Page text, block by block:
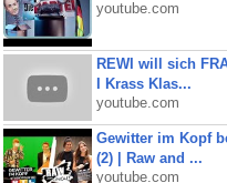
youtube.com
REWI will sich
I Krass Klas...
youtube.com
Gewitter im Kopf
(2) | Raw and ...
youtube.com